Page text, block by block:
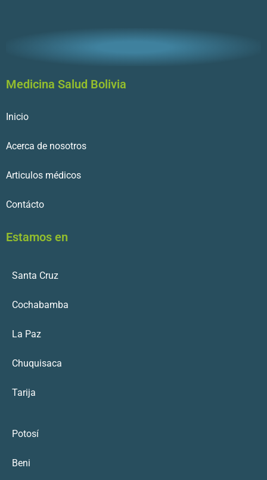
Medicina Salud Bolivia
Inicio
Acerca de nosotros
Articulos médicos
Contácto
Estamos en
Santa Cruz
Cochabamba
La Paz
Chuquisaca
Tarija
Potosí
Beni